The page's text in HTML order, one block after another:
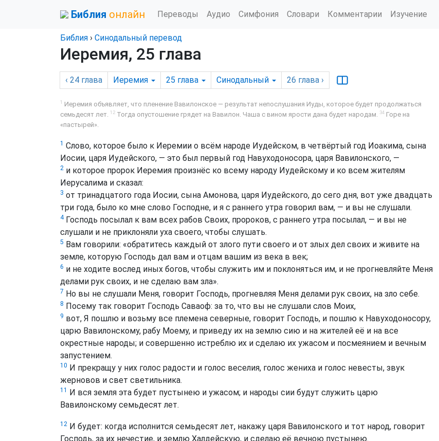
Библия онлайн Переводы Аудио Симфония Словари Комментарии Изучение
Библия › Синодальный перевод
Иеремия, 25 глава
‹ 24 глава Иеремия 25 глава Синодальный 26 глава ›
1 Иеремия объявляет, что пленение Вавилонское — результат непослушания Иуды, которое будет продолжаться
семьдесят лет. 12 Тогда опустошение грядет на Вавилон. Чаша с вином ярости дана будет народам. 34 Горе на
«пастырей».
1 Слово, которое было к Иеремии о всём народе Иудейском, в четвёртый год Иоакима, сына
Иосии, царя Иудейского, — это был первый год Навуходоносора, царя Вавилонского, —
2 и которое пророк Иеремия произнёс ко всему народу Иудейскому и ко всем жителям
Иерусалима и сказал:
3 от тринадцатого года Иосии, сына Амонова, царя Иудейского, до сего дня, вот уже двадцать
три года, было ко мне слово Господне, и я с раннего утра говорил вам, — и вы не слушали.
4Господь посылал к вам всех рабов Своих, пророков, с раннего утра посылал, — и вы не
слушали и не приклоняли уха своего, чтобы слушать.
5 Вам говорили: «обратитесь каждый от злого пути своего и от злых дел своих и живите на
земле, которую Господь дал вам и отцам вашим из века в век;
6 и не ходите вослед иных богов, чтобы служить им и поклоняться им, и не прогневляйте Меня
делами рук своих, и не сделаю вам зла».
7 Но вы не слушали Меня, говорит Господь, прогневляя Меня делами рук своих, на зло себе.
8 Посему так говорит Господь Саваоф: за то, что вы не слушали слов Моих,
9 вот, Я пошлю и возьму все племена северные, говорит Господь, и пошлю к Навуходоносору,
царю Вавилонскому, рабу Моему, и приведу их на землю сию и на жителей её и на все
окрестные народы; и совершенно истреблю их и сделаю их ужасом и посмеянием и вечным
запустением.
10 И прекращу у них голос радости и голос веселия, голос жениха и голос невесты, звук
жерновов и свет светильника.
11 И вся земля эта будет пустынею и ужасом; и народы сии будут служить царю
Вавилонскому семьдесят лет.
12 И будет: когда исполнится семьдесят лет, накажу царя Вавилонского и тот народ, говорит
Господь, за их нечестие, и землю Халдейскую, и сделаю её вечною пустынею.